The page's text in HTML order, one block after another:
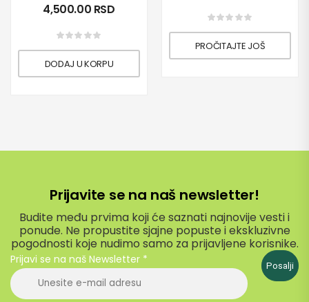
4,500.00 RSD
DODAJ U KORPU
PROČITAJTE JOŠ
Prijavite se na naš newsletter!
Budite među prvima koji će saznati najnovije vesti i
ponude. Ne propustite sjajne popuste i ekskluzivne
pogodnosti koje nudimo samo za prijavljene korisnike.
Prijavi se na naš Newsletter * Posalji